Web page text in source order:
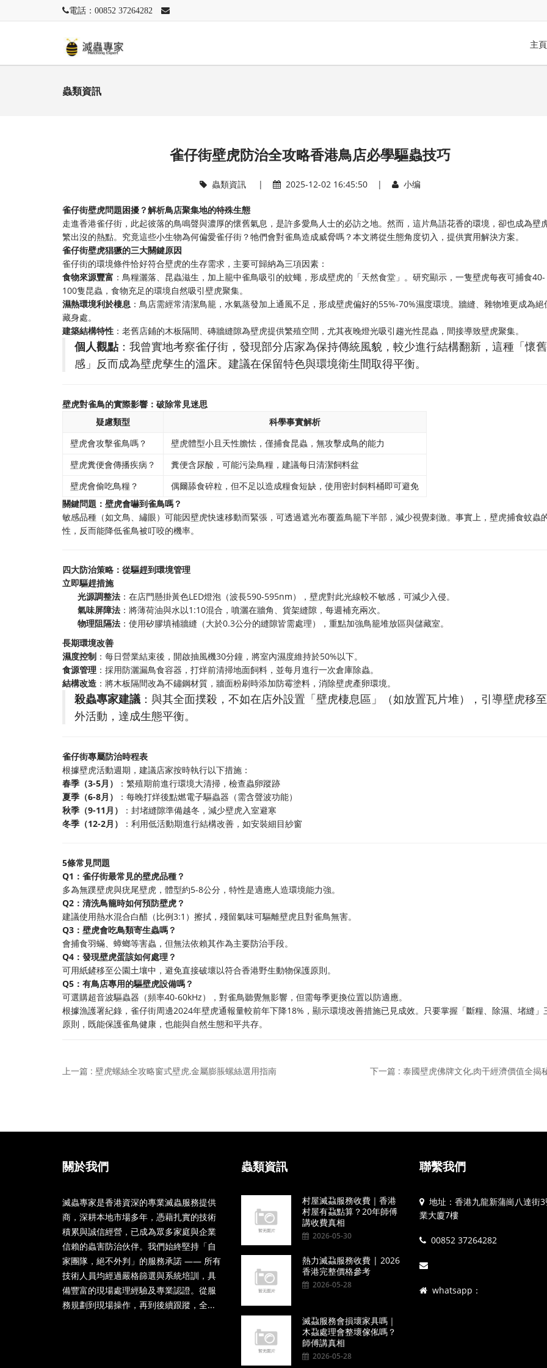
電話：00852 37264282
主頁
蟲類資訊
雀仔街壁虎防治全攻略香港鳥店必學驅蟲技巧
蟲類資訊 | 2025-12-02 16:45:50 | 小编
雀仔街壁虎問題困擾？解析鳥店聚集地的特殊生態
走進香港雀仔街，此起彼落的鳥鳴聲與濃厚的懷舊氣息，是許多愛鳥人士的必訪之地。然而，這片鳥語花香的環境，卻也成為壁
繁出沒的熱點。究竟這些小生物為何偏愛雀仔街？牠們會對雀鳥造成威脅嗎？本文將從生態角度切入，提供實用解決方案。
雀仔街壁虎猖獗的三大關鍵原因
雀仔街的環境條件恰好符合壁虎的生存需求，主要可歸納為三項因素：
食物來源豐富 ：鳥糧灑落、昆蟲滋生，加上籠中雀鳥吸引的蚊蠅，形成壁虎的「天然食堂」。研究顯示，一隻壁虎每夜可捕食40-
100隻昆蟲，食物充足的環境自然吸引壁虎聚集。
濕熱環境利於棲息 ：鳥店需經常清潔鳥籠，水氣蒸發加上通風不足，形成壁虎偏好的55%-70%濕度環境。牆縫、雜物堆更成為絕
藏身處。
建築結構特性 ：老舊店鋪的木板隔間、磚牆縫隙為壁虎提供繁殖空間，尤其夜晚燈光吸引趨光性昆蟲，間接導致壁虎聚集。
個人觀點 ：我曾實地考察雀仔街，發現部分店家為保持傳統風貌，較少進行結構翻新，這種「懷
感」反而成為壁虎孳生的溫床。建議在保留特色與環境衛生間取得平衡。
壁虎對雀鳥的實際影響：破除常見迷思
疑慮類型
科學事實解析
壁虎會攻擊雀鳥嗎？
壁虎體型小且天性膽怯，僅捕食昆蟲，無攻擊成鳥的能力
壁虎糞便會傳播疾病？
糞便含尿酸，可能污染鳥糧，建議每日清潔飼料盆
壁虎會偷吃鳥糧？
偶爾舔食碎粒，但不足以造成糧食短缺，使用密封飼料桶即可避免
關鍵問題：壁虎會嚇到雀鳥嗎？
敏感品種（如文鳥、繡眼）可能因壁虎快速移動而緊張，可透過遮光布覆蓋鳥籠下半部，減少視覺刺激。事實上，壁虎捕食蚊蟲
性，反而能降低雀鳥被叮咬的機率。
四大防治策略：從驅趕到環境管理
立即驅趕措施
光源調整法 ：在店門懸掛黃色LED燈泡（波長590-595nm），壁虎對此光線較不敏感，可減少入侵。
氣味屏障法 ：將薄荷油與水以1:10混合，噴灑在牆角、貨架縫隙，每週補充兩次。
物理阻隔法 ：使用矽膠填補牆縫（大於0.3公分的縫隙皆需處理），重點加強鳥籠堆放區與儲藏室。
長期環境改善
濕度控制 ：每日營業結束後，開啟抽風機30分鐘，將室內濕度維持於50%以下。
食源管理 ：採用防灑漏鳥食容器，打烊前清掃地面飼料，並每月進行一次倉庫除蟲。
結構改造 ：將木板隔間改為不鏽鋼材質，牆面粉刷時添加防霉塗料，消除壁虎產卵環境。
殺蟲專家建議 ：與其全面撲殺，不如在店外設置「壁虎棲息區」（如放置瓦片堆），引導壁虎移
外活動，達成生態平衡。
雀仔街專屬防治時程表
根據壁虎活動週期，建議店家按時執行以下措施：
春季（3-5月）
：繁殖期前進行環境大清掃，檢查蟲卵蹤跡
夏季（6-8月）
：每晚打烊後點燃電子驅蟲器（需含聲波功能）
秋季（9-11月）
：封堵縫隙準備越冬，減少壁虎入室避寒
冬季（12-2月）
：利用低活動期進行結構改善，如安裝細目紗窗
5條常見問題
Q1：雀仔街最常見的壁虎品種？
多為無蹼壁虎與疣尾壁虎，體型約5-8公分，特性是適應人造環境能力強。
Q2：清洗鳥籠時如何預防壁虎？
建議使用熱水混合白醋（比例3:1）擦拭，殘留氣味可驅離壁虎且對雀鳥無害。
Q3：壁虎會吃鳥類寄生蟲嗎？
會捕食羽蟎、蟑螂等害蟲，但無法依賴其作為主要防治手段。
Q4：發現壁虎蛋該如何處理？
可用紙鏟移至公園土壤中，避免直接破壞以符合香港野生動物保護原則。
Q5：有鳥店專用的驅壁虎設備嗎？
可選購超音波驅蟲器（頻率40-60kHz），對雀鳥聽覺無影響，但需每季更換位置以防適應。
根據漁護署紀錄，雀仔街周邊2024年壁虎通報量較前年下降18%，顯示環境改善措施已見成效。只要掌握「斷糧、除濕、堵縫」
原則，既能保護雀鳥健康，也能與自然生態和平共存。
上一篇 : 壁虎螺絲全攻略窗式壁虎,金屬膨脹螺絲選用指南 下一篇 : 泰國壁虎佛牌文化,肉干經濟價值全揭
關於我們
滅蟲專家是香港資深的專業滅蟲服務提供
商，深耕本地市場多年，憑藉扎實的技術
積累與誠信經營，已成為眾多家庭與企業
信賴的蟲害防治伙伴。我們始終堅持「自
家團隊，絕不外判」的服務承諾 —— 所有
技術人員均經過嚴格篩選與系統培訓，具
備豐富的現場處理經驗及專業認證。從服
務規劃到現場操作，再到後續跟蹤，全...
蟲類資訊
村屋滅蝨服務收費｜香港
村屋有蝨點算？20年師傅
講收費真相
2026-05-30
熱力滅蝨服務收費 | 2026
香港完整價格參考
2026-05-28
滅蝨服務會損壞家具嗎｜
木蝨處理會整壞傢俬嗎？
師傅講真相
2026-05-28
聯繫我們
地址：香港九龍新蒲崗八達街
業大廈7樓
00852 37264282
whatsapp：